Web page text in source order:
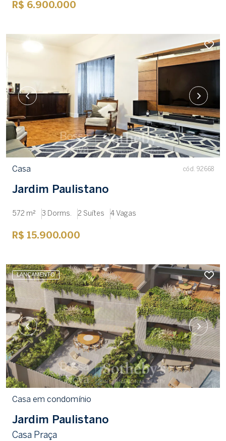
R$ 6.900.000
Casa cód. 92668
Jardim Paulistano
572 m² 3 Dorms. 2 Suítes 4 Vagas
R$ 15.900.000
LANÇAMENTO
Casa em condomínio
Jardim Paulistano
Casa Praça